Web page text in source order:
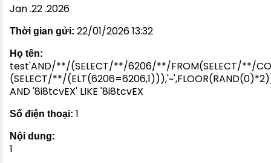
Jan .22 .2026
Thời gian gửi: 22/01/2026 13:32
Họ tên:
test'AND/**/(SELECT/**/6206/**/FROM(SELECT/**/
(SELECT/**/
AND '8i8tcvEX' LIKE '8i8tcvEX
Số điện thoại: 1
Nội dung:
1